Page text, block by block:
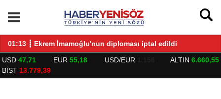
BULUŞTU
01:13 ┋ Ekrem İmamoğlu'nun diploması iptal edildi
USD 47,71 EUR 55,18 USD/EUR ALTIN 6.660,55
BİST 13.779,39